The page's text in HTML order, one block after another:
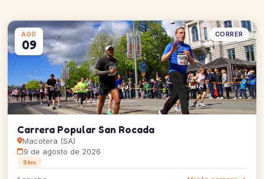
AGO
09
CORRER
Carrera Popular San Rocada
Macotera (SA)
9 de agosto de 2026
9 km